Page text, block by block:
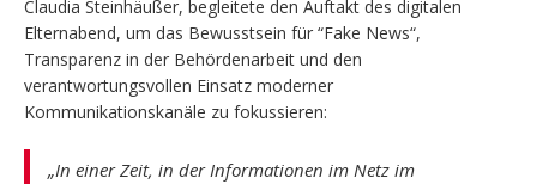
Claudia Steinhäußer, begleitete den Auftakt des digitalen
Elternabend, um das Bewusstsein für “Fake News“,
Transparenz in der Behördenarbeit und den
verantwortungsvollen Einsatz moderner
Kommunikationskanäle zu fokussieren:
„In einer Zeit, in der Informationen im Netz im